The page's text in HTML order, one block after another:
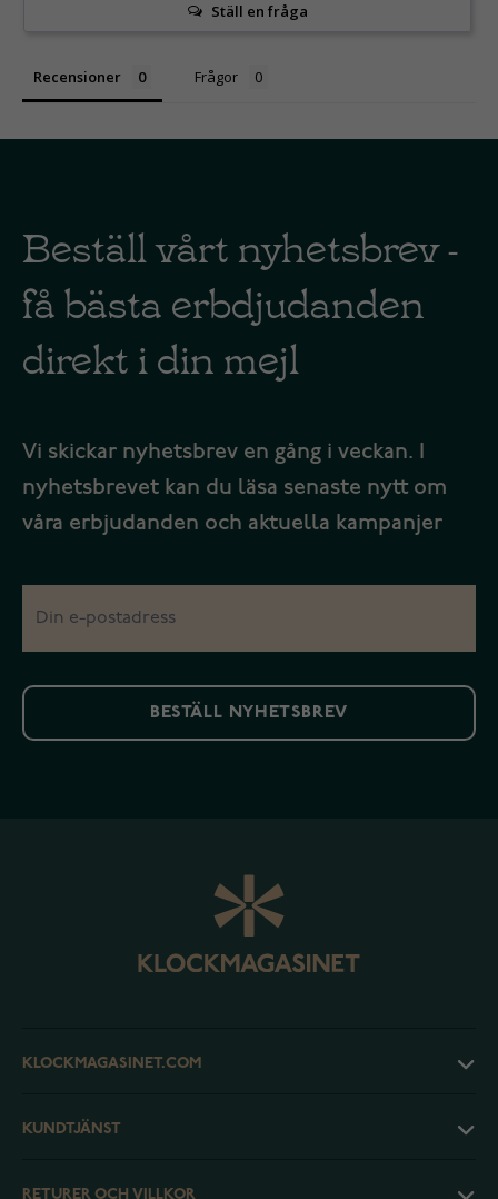
Ställ en fråga
Recensioner Frågor
Beställ vårt nyhetsbrev -
få bästa erbdjudanden
direkt i din mejl
Vi skickar nyhetsbrev en gång i veckan. I
nyhetsbrevet kan du läsa senaste nytt om
våra erbjudanden och aktuella kampanjer
BESTÄLL NYHETSBREV
KLOCKMAGASINET.COM
KUNDTJÄNST
RETURER OCH VILLKOR